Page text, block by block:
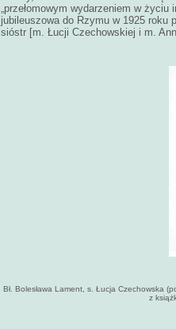
„przełomowym wydarzeniem w
jubileuszowa do Rzymu w 1925 roku
sióstr [m. Łucji Czechowskiej i m.
Bł. Bolesława Lament, s. Łucja Czechowska
z